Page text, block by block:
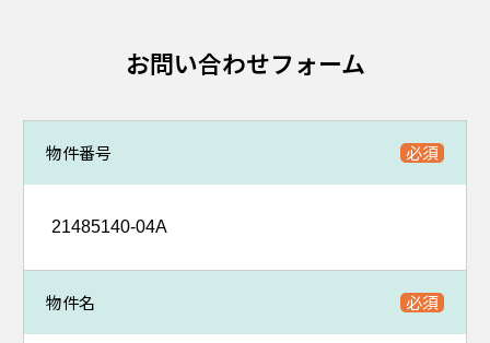
お問い合わせフォーム
物件番号
物件名